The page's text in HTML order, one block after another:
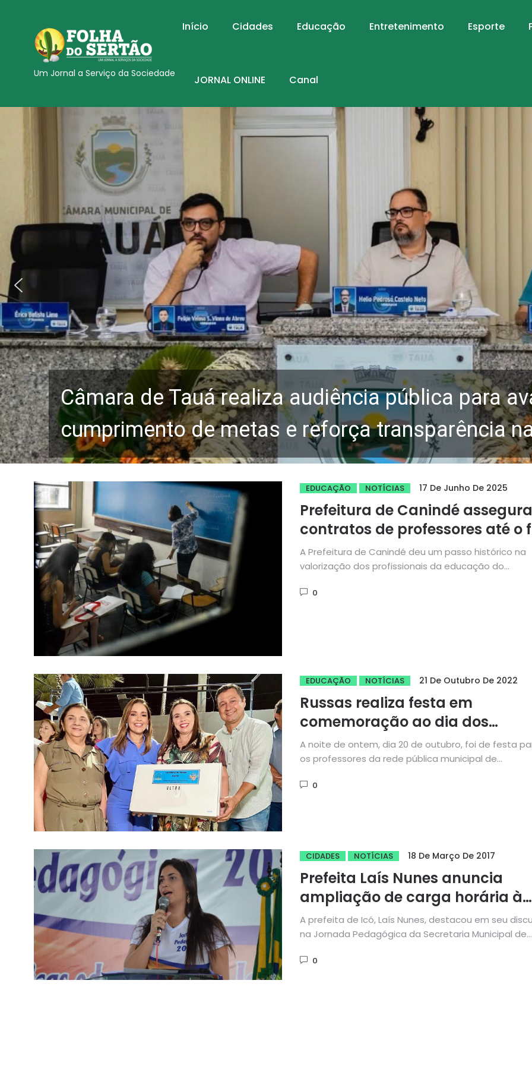
Um Jornal a Serviço da Sociedade
Início Cidades Educação Entretenimento Esporte
JORNAL ONLINE Canal
Câmara de Tauá realiza audiência pública para
cumprimento de metas e reforça transparência
EDUCAÇÃO NOTÍCIAS 17 De Junho De 2025
Prefeitura de Canindé assegura
contratos de professores até o
do ano e reforça valorização da
educação
A Prefeitura de Canindé deu um passo histórico na
valorização dos profissionais da educação do
0
EDUCAÇÃO NOTÍCIAS 21 De Outubro De 2022
Russas realiza festa em
comemoração ao dia dos
professores e entrega
para educadores
A noite de ontem, dia 20 de outubro, foi de festa
os professores da rede pública municipal de...
0
CIDADES NOTÍCIAS 18 De Março De 2017
Prefeita Laís Nunes anuncia
ampliação de carga horária à
todos os professores do
de Icó
A prefeita de Icó, Laís Nunes, destacou em seu
na Jornada Pedagógica da Secretaria Municipal de
0